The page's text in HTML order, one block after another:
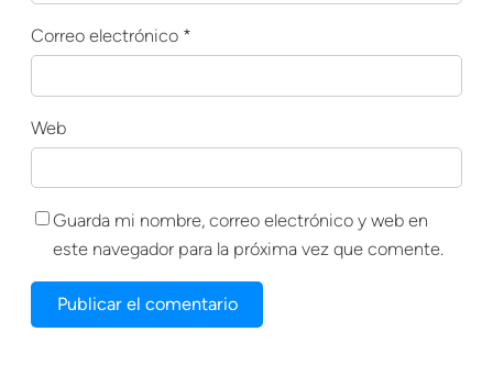
Correo electrónico *
Web
Guarda mi nombre, correo electrónico y web en
este navegador para la próxima vez que comente.